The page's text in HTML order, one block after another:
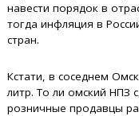
навести порядок в
тогда инфляция в
стран.
Кстати, в соседнем
литр. То ли омский НПЗ
розничные продавцы